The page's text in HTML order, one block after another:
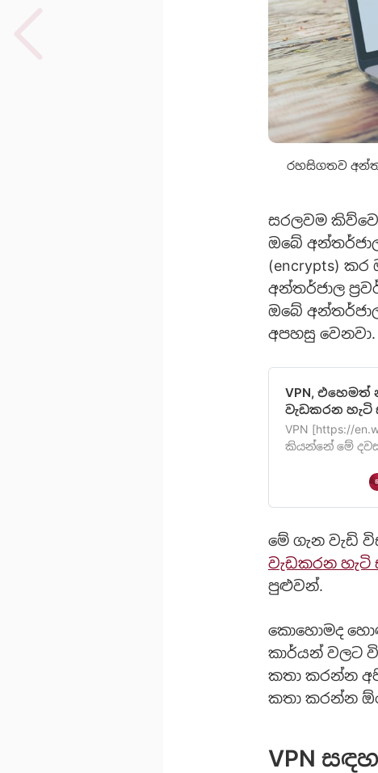
රහසිගතව
සරලවම
ඔබේ
(encrypts)
අන්තර්ජාල
ඔබේ
අපහසු වෙනවා.
VPN, එහෙමත්
වැඩකරන
VPN [https://
කියන්නේ මේ
වැඩ කරන්නේ
මේ ගැන වැඩි
වැඩකරන
පුළුවන්.
කොහොමද
කාර්යන් වලට
කතා කරන්න
කතා කරන්න
VPN